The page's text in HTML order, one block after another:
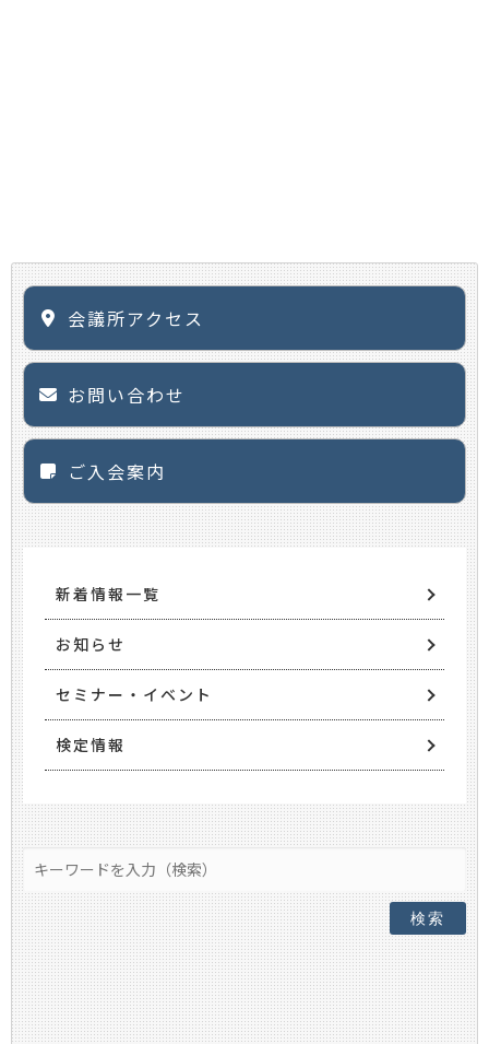
会議所アクセス
お問い合わせ
ご入会案内
新着情報一覧
お知らせ
セミナー・イベント
検定情報
検索